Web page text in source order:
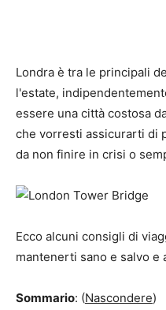
Londra è tra le principali
l'estate,
essere una città costosa
che vorresti assicurarti di
da non finire in crisi o
Ecco alcuni consigli di
mantenerti sano e salvo e
Sommario: (Nascondere)